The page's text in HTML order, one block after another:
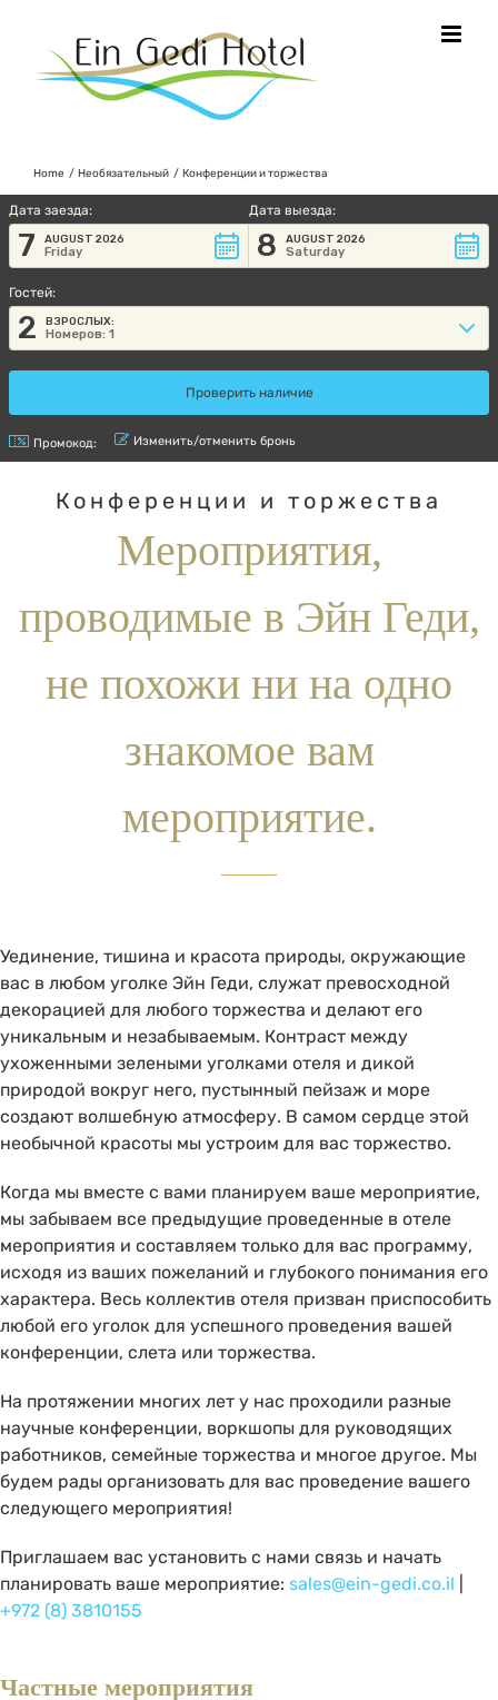
content
Home Необязательный Конференции и торжества
Дата заезда:
7 AUGUST 2026
Friday
Дата выезда:
8 AUGUST 2026
Saturday
Гостей:
2 ВЗРОСЛЫХ:
Номеров: 1
Промокод: Изменить/отменить бронь
Конференции и торжества
Мероприятия,
проводимые в Эйн Геди,
не похожи ни на одно
знакомое вам
мероприятие.
Уединение, тишина и красота природы, окружающие
вас в любом уголке Эйн Геди, служат превосходной
декорацией для любого торжества и делают его
уникальным и незабываемым. Контраст между
ухоженными зелеными уголками отеля и дикой
природой вокруг него, пустынный пейзаж и море
создают волшебную атмосферу. В самом сердце этой
необычной красоты мы устроим для вас торжество.
Когда мы вместе с вами планируем ваше мероприятие,
мы забываем все предыдущие проведенные в отеле
мероприятия и составляем только для вас программу,
исходя из ваших пожеланий и глубокого понимания его
характера. Весь коллектив отеля призван приспособить
любой его уголок для успешного проведения вашей
конференции, слета или торжества.
На протяжении многих лет у нас проходили разные
научные конференции, воркшопы для руководящих
работников, семейные торжества и многое другое. Мы
будем рады организовать для вас проведение вашего
следующего мероприятия!
Приглашаем вас установить с нами связь и начать
планировать ваше мероприятие: sales@ein-gedi.co.il
+972 (8) 3810155
Частные мероприятия